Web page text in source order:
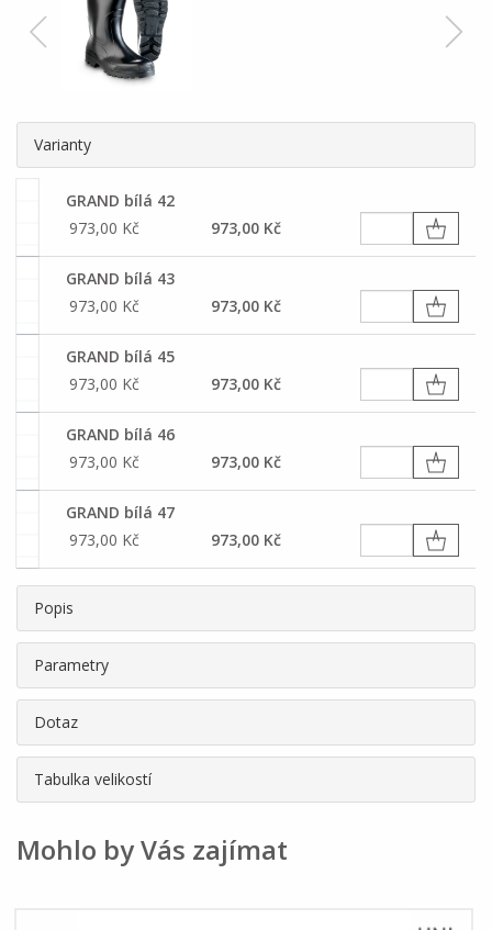
Varianty
GRAND bílá 42
973,00 Kč
973,00 Kč
GRAND bílá 43
973,00 Kč
973,00 Kč
GRAND bílá 45
973,00 Kč
973,00 Kč
GRAND bílá 46
973,00 Kč
973,00 Kč
GRAND bílá 47
973,00 Kč
973,00 Kč
Popis
Parametry
Dotaz
Tabulka velikostí
Mohlo by Vás zajímat